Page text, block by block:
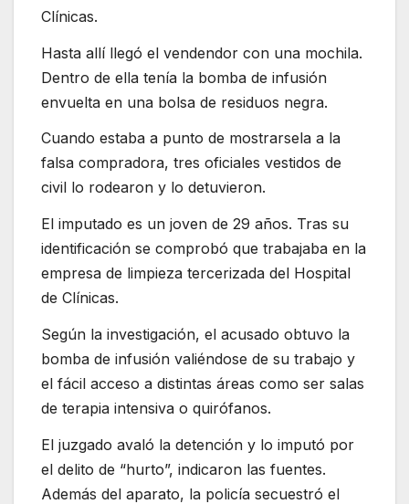
Clínicas.
Hasta allí llegó el vendendor con una mochila.
Dentro de ella tenía la bomba de infusión
envuelta en una bolsa de residuos negra.
Cuando estaba a punto de mostrarsela a la
falsa compradora, tres oficiales vestidos de
civil lo rodearon y lo detuvieron.
El imputado es un joven de 29 años. Tras su
identificación se comprobó que trabajaba en la
empresa de limpieza tercerizada del Hospital
de Clínicas.
Según la investigación, el acusado obtuvo la
bomba de infusión valiéndose de su trabajo y
el fácil acceso a distintas áreas como ser salas
de terapia intensiva o quirófanos.
El juzgado avaló la detención y lo imputó por
el delito de “hurto”, indicaron las fuentes.
Además del aparato, la policía secuestró el